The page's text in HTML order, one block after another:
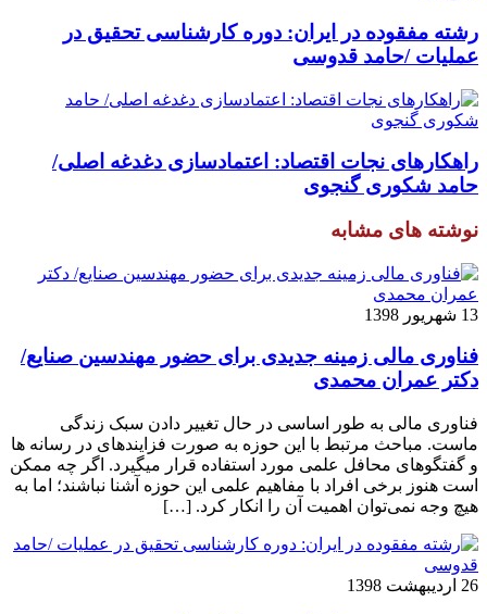
رشته مفقوده در ایران: دوره کارشناسی تحقیق در
عملیات /حامد قدوسی
راهکارهای نجات اقتصاد: اعتمادسازی دغدغه اصلی/
حامد شکوری گنجوی
نوشته های مشابه
13 شهریور 1398
فناوری مالی زمینه جدیدی برای حضور مهندسین صنایع/
دکتر عمران محمدی
فناوری مالی به طور اساسی در حال تغییر دادن سبک زندگی
ماست. مباحث مرتبط با این حوزه به صورت فزاینده­ای در رسانه­ ها
و گفتگوهای محافل علمی مورد استفاده قرار می­گیرد. اگر چه ممکن
است هنوز برخی افراد با مفاهیم علمی این حوزه آشنا نباشند؛ اما به
هیچ وجه نمی‌توان اهمیت آن را انکار کرد. […]
26 اردیبهشت 1398